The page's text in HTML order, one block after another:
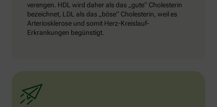
verengen. HDL wird daher als das „gute“ Cholesterin
bezeichnet, LDL als das „böse“ Cholesterin, weil es
Arteriosklerose und somit Herz-Kreislauf-
Erkrankungen begünstigt.